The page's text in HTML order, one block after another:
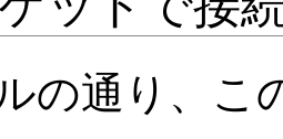
の通り、こ